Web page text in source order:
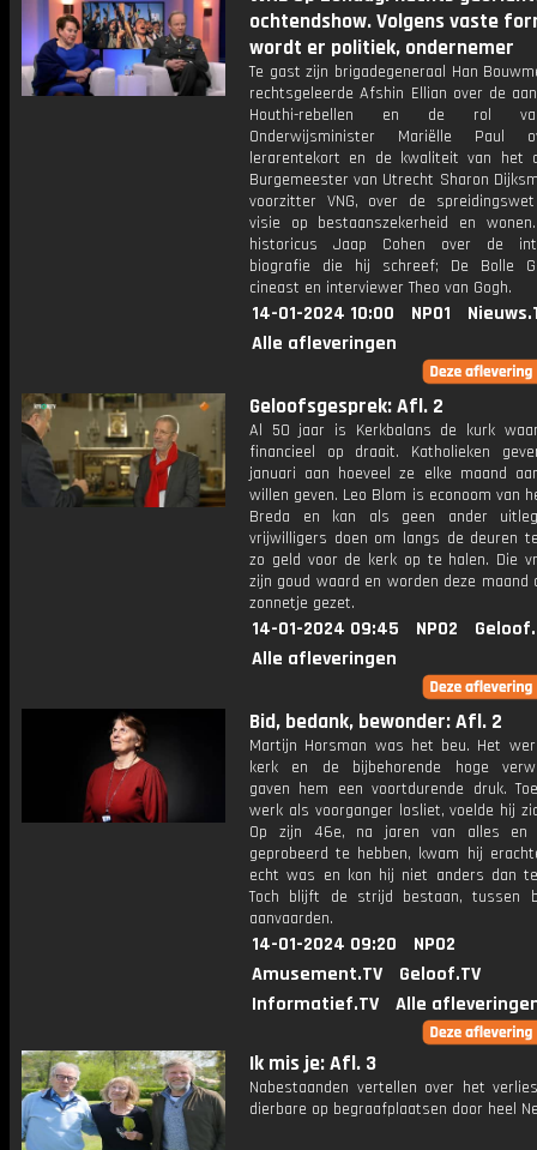
ochtendshow. Volgens vaste
wordt er politiek, ondernemer
Te gast zijn brigadegeneraal Han
rechtsgeleerde Afshin Ellian over de
Houthi-rebellen en de rol
Onderwijsminister Mariëlle Paul
lerarentekort en de kwaliteit van het
Burgemeester van Utrecht Sharon
voorzitter VNG, over de
visie op bestaanszekerheid en
historicus Jaap Cohen over de
biografie die hij schreef; De Bolle
cineast en interviewer Theo van Gogh.
14-01-2024 10:00 NPO1
Alle afleveringen
Geloofsgesprek: Afl. 2
Al 50 jaar is Kerkbalans de kurk
financieel op draait. Katholieken
januari aan hoeveel ze elke maand
willen geven. Leo Blom is econoom van
Breda en kan als geen ander
vrijwilligers doen om langs de deuren
zo geld voor de kerk op te halen. Die
zijn goud waard en worden deze maand
zonnetje gezet.
14-01-2024 09:45 NPO2
Alle afleveringen
Bid, bedank, bewonder: Afl. 2
Martijn Horsman was het beu. Het
kerk en de bijbehorende hoge
gaven hem een voortdurende druk.
werk als voorganger losliet, voelde hij
Op zijn 46e, na jaren van alles en
geprobeerd te hebben, kwam hij
echt was en kon hij niet anders dan
Toch blijft de strijd bestaan, tussen
aanvaarden.
14-01-2024 09:20
NPO2
Amusement.TV
Geloof.TV
Informatief.TV
Alle
Ik mis je: Afl. 3
Nabestaanden vertellen over het
dierbare op begraafplaatsen door heel